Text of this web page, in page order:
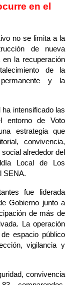
en el
no se limita a la
de nueva
en la recuperación
de la
y la
intensificado las
entorno de Voto
estrategia que
convivencia,
alrededor del
Local de Los
SENA.
fue liderada
Gobierno junto a
de más de
La operación
espacio público
vigilancia y
convivencia